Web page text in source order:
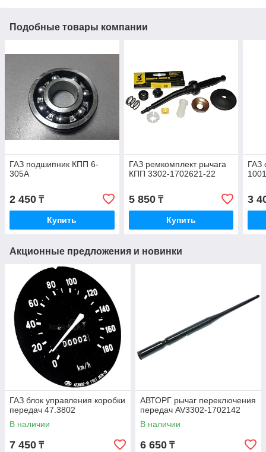
Подобные товары компании
ГАЗ подшипник КПП 6-
305А
2 450 ₸
Купить
ГАЗ ремкомплект рычага
КПП 3302-1702621-22
5 850₸
Купить
ГАЗ
3
Акционные предложения и новинки
ГАЗ блок управления коробки
передач 47.3802
В наличии
7 450 ₸
АВТОРГ рычаг переключения
передач AV3302-1702142
В наличии
6 650 ₸